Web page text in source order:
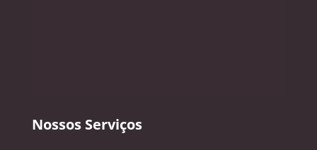
Nossos Serviços